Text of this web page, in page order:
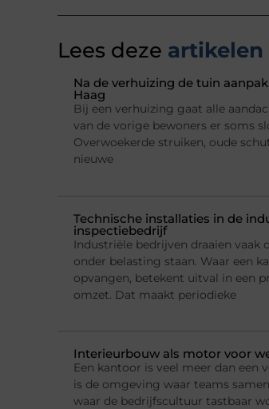
Lees deze artikelen
Na de verhuizing de tuin
Haag
Bij een verhuizing gaat alle
van de vorige bewoners er soms
Overwoekerde struiken, oude
nieuwe
Technische installaties in de
inspectiebedrijf
Industriële bedrijven draaien
onder belasting staan. Waar een
opvangen, betekent uitval in een
omzet. Dat maakt periodieke
Interieurbouw als motor voor
Een kantoor is veel meer dan een
is de omgeving waar teams
waar de bedrijfscultuur tastbaar